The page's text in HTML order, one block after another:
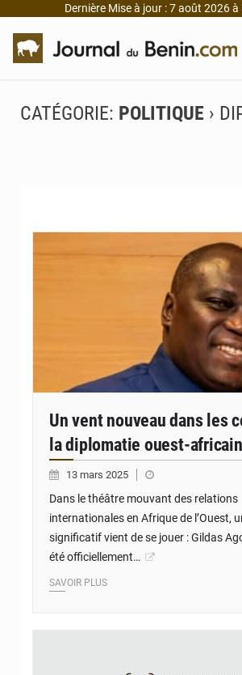
Dernière Mise à jour : 7 août 2026
CATÉGORIE: POLITIQUE ›
Un vent nouveau dans les
la diplomatie ouest-
13 mars 2025
Dans le théâtre mouvant des relations
internationales en Afrique de l’Ouest,
significatif vient de se jouer : Gildas
été officiellement…
SAVOIR PLUS